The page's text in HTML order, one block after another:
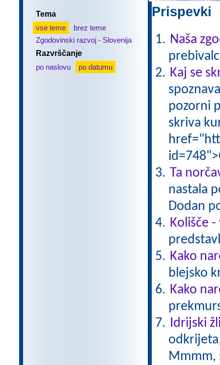
Tema
vse teme
brez teme
Zgodovinski razvoj - Slovenija
Razvrščanje
po naslovu
po datumu
Prispevki
Naša
Kaj se
pozorni
skriva
Ta
nastala
Dodan
Kolišče
Kako
blejsko
Kako
Idrijski